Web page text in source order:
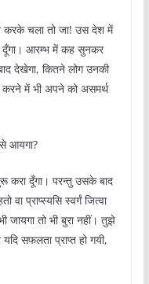
करके चला तो जा! उस देश में
दूँगा। आरम्भ में कह सुनकर
देखेगा, कितने लोग उनकी
में भी अपने को असमर्थ
आयगा?
करा दूँगा। परन्तु उसके बाद
वा प्राप्स्यसि स्वर्गं जित्वा
जायगा तो भी बुरा नहीं। तुझे
सफलता प्राप्त हो गयी,